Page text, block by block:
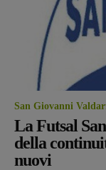
San Giovanni
La Futsal
della
nuovi